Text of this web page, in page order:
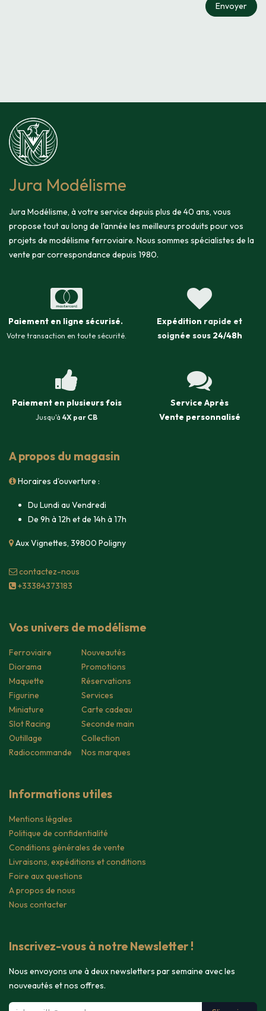
Envoyer
Jura Modélisme
Jura Modélisme, à votre service depuis plus de 40 ans, vous
propose tout au long de l'année les meilleurs produits pour vos
projets de modélisme ferroviaire. Nous sommes spécialistes de la
vente par correspondance depuis 1980.
Paiement en ligne sécurisé.
Votre transaction en toute sécurité.
Expédition rapide et
soignée sous 24/48h
Paiement en plusieurs fois
Jusqu'à 4X par CB
Service Après
Vente personnalisé
A propos du magasin
Horaires d'ouverture :
Du Lundi au Vendredi
De 9h à 12h et de 14h à 17h
Aux Vignettes, 39800 Poligny
contacte​z-nous
+33384373183
Vos univers de modélisme
Ferroviaire
Diorama
Maquette
Figurine
Miniature
Slot Racing
Outillage
Radiocommande
Nouveautés
Promotions
Réservations
Services
Carte cadeau
Seconde main
Collection
Nos marques
Informations utiles
Mentions légales
Politique de confidentialité
Conditions générales de vente
Livraisons, expéditions et conditions
Foire aux questions
A propos de nous
Nous contacter
Inscrivez-vous à notre Newsletter !
Nous envoyons une à deux newsletters par semaine avec les
nouveautés et nos offres.